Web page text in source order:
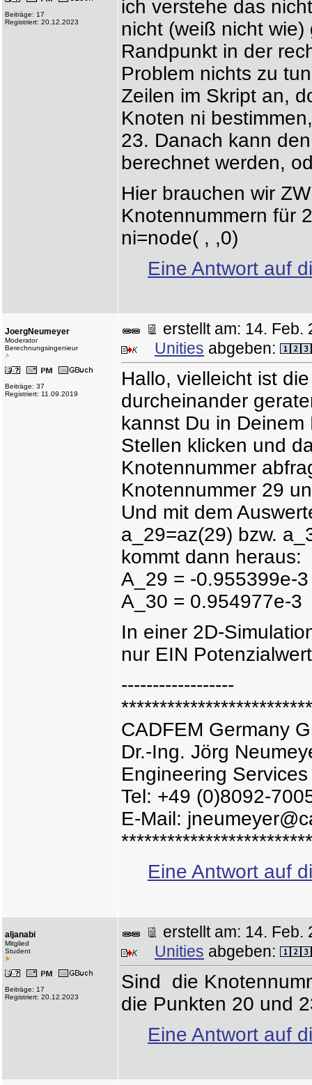
Beiträge: 17
Registriert: 20.12.2023
ich verstehe das
nicht (weiß nicht
Randpunkt in der
Problem nichts zu
Zeilen im Skript an,
Knoten ni
23. Danach kann
berechnet werden,
Hier brauchen wir
Knotennummern für
ni=node( , ,0)
Eine Antwort auf
JoergNeumeyer
Moderator
Berechnungsingenieur
Beiträge: 37
Registriert: 11.09.2019
erstellt am: 14.
Unities abgeben:
Hallo, vielleicht ist
durcheinander
kannst Du in
Stellen klicken und
Knotennummer
Knotennummer 29
Und mit dem
a_29=az(29) bzw.
kommt dann heraus:
A_29 = -0.955399e-3
A_30 = 0.954977e-3
In einer 2D-
nur EIN
------------------
CADFEM Germany
Dr.-Ing. Jörg
Engineering Services
Tel: +49 (0)8092-
E-Mail:
Eine Antwort auf
aljanabi
Mitglied
Student
Beiträge: 17
Registriert: 20.12.2023
erstellt am: 14.
Unities abgeben:
Sind die
die Punkten 20 und
Eine Antwort auf